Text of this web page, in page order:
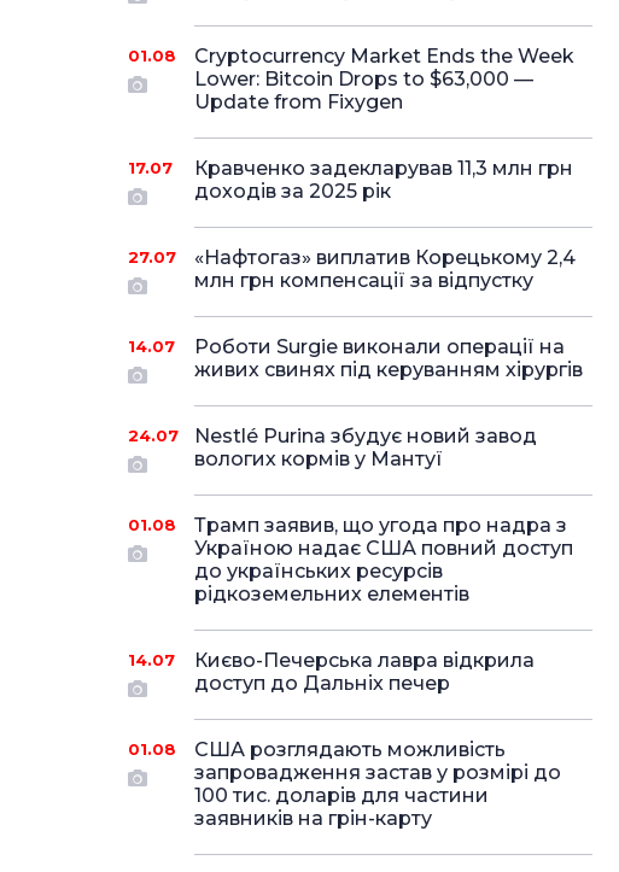
01.08
Cryptocurrency Market Ends the Week
Lower: Bitcoin Drops to $63,000 —
Update from Fixygen
17.07
Кравченко задекларував 11,3 млн грн
доходів за 2025 рік
27.07
«Нафтогаз» виплатив Корецькому 2,4
млн грн компенсації за відпустку
14.07
Роботи Surgie виконали операції на
живих свинях під керуванням хірургів
24.07
Nestlé Purina збудує новий завод
вологих кормів у Мантуї
01.08
Трамп заявив, що угода про надра з
Україною надає США повний доступ
до українських ресурсів
рідкоземельних елементів
14.07
Києво-Печерська лавра відкрила
доступ до Дальніх печер
01.08
США розглядають можливість
запровадження застав у розмірі до
100 тис. доларів для частини
заявників на грін-карту